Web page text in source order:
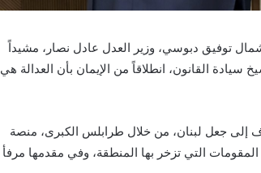
توفيق دبوسي، وزير العدل عادل نصار، مشيداً
سيادة القانون، انطلاقاً من الإيمان بأن العدالة هي
إلى جعل لبنان، من خلال طرابلس الكبرى، منصة
المقومات التي تزخر بها المنطقة، وفي مقدمها مرفأ